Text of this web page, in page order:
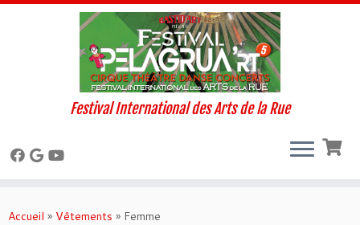
to
Festival International des Arts de la Rue
Accueil » Vêtements » Femme